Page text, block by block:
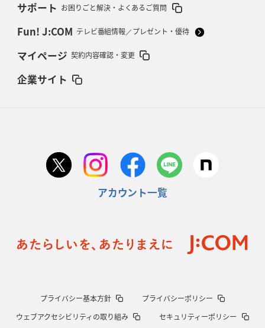
サポート お困りごと解決・よくあるご質問
Fun! J:COM テレビ番組情報／プレゼント・優待
マイページ 契約内容確認・変更
企業サイト
アカウント一覧
プライバシー基本方針
プライバシーポリシー
ウェブアクセシビリティの取り組み
セキュリティーポリシー